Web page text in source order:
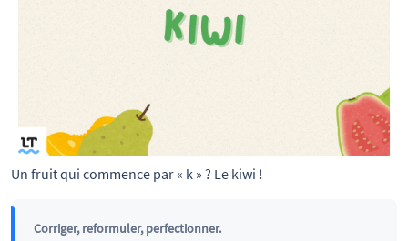
Un fruit qui commence par « k » ? Le kiwi !
Corriger, reformuler, perfectionner.